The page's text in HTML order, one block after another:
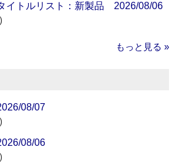
イトルリスト：新製品 2026/08/06
もっと見る »
08/07
08/06